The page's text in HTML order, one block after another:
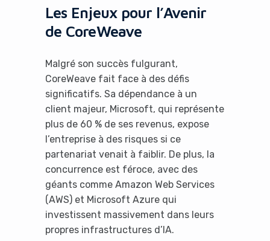
Les Enjeux pour l’Avenir
de CoreWeave
Malgré son succès fulgurant,
CoreWeave fait face à des défis
significatifs. Sa dépendance à un
client majeur, Microsoft, qui représente
plus de 60 % de ses revenus, expose
l’entreprise à des risques si ce
partenariat venait à faiblir. De plus, la
concurrence est féroce, avec des
géants comme Amazon Web Services
(AWS) et Microsoft Azure qui
investissent massivement dans leurs
propres infrastructures d’IA.
No Thanks